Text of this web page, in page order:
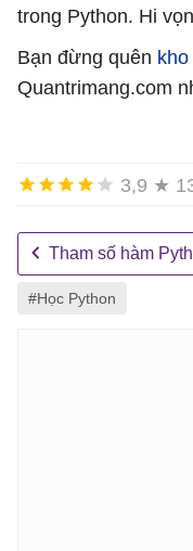
trong Python. Hi
Bạn đừng quên
Quantrimang.com
3,9 ★
Tham số hàm
#Học Python